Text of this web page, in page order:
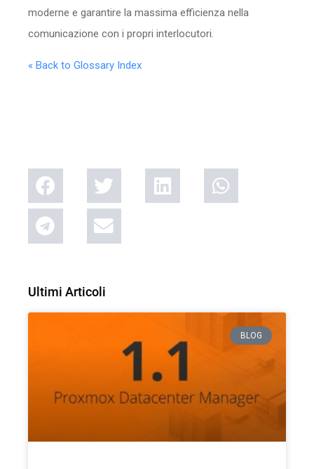
moderne e garantire la massima efficienza nella
comunicazione con i propri interlocutori.
« Back to Glossary Index
Ultimi Articoli
BLOG